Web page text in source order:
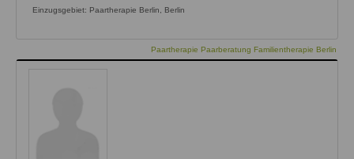
Einzugsgebiet: Paartherapie Berlin, Berlin
Paartherapie Paarberatung Familientherapie Berlin